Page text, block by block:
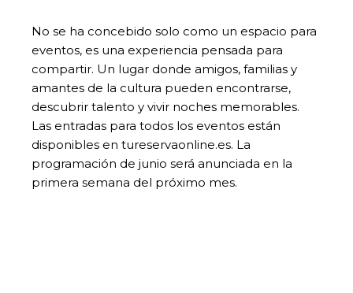
No se ha concebido solo como un espacio para
eventos, es una experiencia pensada para
compartir. Un lugar donde amigos, familias y
amantes de la cultura pueden encontrarse,
descubrir talento y vivir noches memorables.
Las entradas para todos los eventos están
disponibles en tureservaonline.es. La
programación de junio será anunciada en la
primera semana del próximo mes.